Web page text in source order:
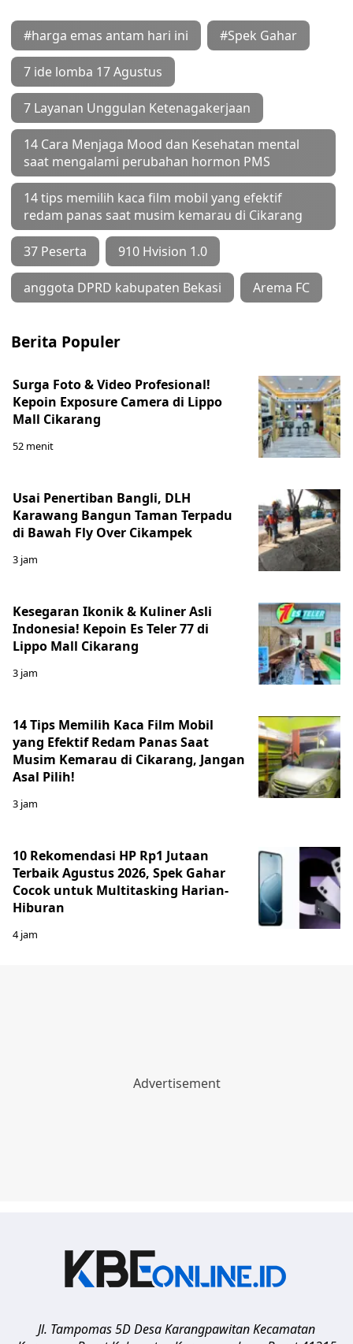
#harga emas antam hari ini #Spek Gahar
7 ide lomba 17 Agustus
7 Layanan Unggulan Ketenagakerjaan
14 Cara Menjaga Mood dan Kesehatan mental
saat mengalami perubahan hormon PMS
14 tips memilih kaca film mobil yang efektif
redam panas saat musim kemarau di Cikarang
37 Peserta 910 Hvision 1.0
anggota DPRD kabupaten Bekasi Arema FC
Berita Populer
Surga Foto & Video Profesional!
Kepoin Exposure Camera di Lippo
Mall Cikarang
52 menit
Usai Penertiban Bangli, DLH
Karawang Bangun Taman Terpadu
di Bawah Fly Over Cikampek
3 jam
Kesegaran Ikonik & Kuliner Asli
Indonesia! Kepoin Es Teler 77 di
Lippo Mall Cikarang
3 jam
14 Tips Memilih Kaca Film Mobil
yang Efektif Redam Panas Saat
Musim Kemarau di Cikarang, Jangan
Asal Pilih!
3 jam
10 Rekomendasi HP Rp1 Jutaan
Terbaik Agustus 2026, Spek Gahar
Cocok untuk Multitasking Harian-
Hiburan
4 jam
Jl. Tampomas 5D Desa Karangpawitan Kecamatan